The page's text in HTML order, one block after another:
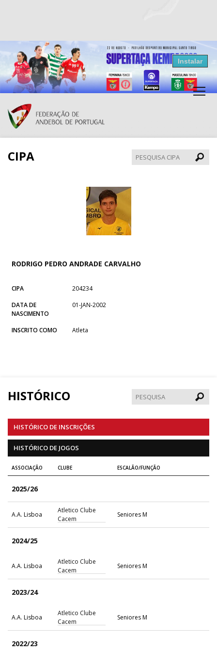
Resultados Andebol
Federação de Andebol de Portugal
Grátis - Disponivel na Play Store
Instalar
CIPA
CIPA
RODRIGO PEDRO ANDRADE CARVALHO
CIPA
204234
DATA DE
NASCIMENTO
01-JAN-2002
INSCRITO COMO Atleta
HISTÓRICO
HISTÓRICO DE INSCRIÇÕES
HISTÓRICO DE JOGOS
ASSOCIAÇÃO CLUBE ESCALÃO/FUNÇÃO
2025/26
A.A. Lisboa
Atletico Clube
Cacem
Seniores M
2024/25
A.A. Lisboa
Atletico Clube
Cacem
Seniores M
2023/24
A.A. Lisboa
Atletico Clube
Cacem
Seniores M
2022/23